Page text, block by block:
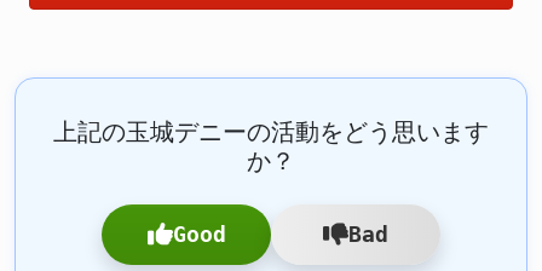
上記の玉城デニーの活動をどう思います
か？
Good Bad